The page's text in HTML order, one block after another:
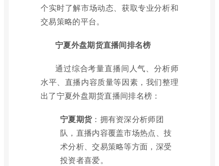
个实时了解市场动态、获取专业分析和
交易策略的平台。
宁夏外盘期货直播间排名榜
通过综合考量直播间人气、分析师
水平、直播内容质量等因素，我们整理
出了宁夏外盘期货直播间排名榜：
宁夏期货：拥有资深分析师团
队，直播内容覆盖市场热点、技
术分析、交易策略等方面，深受
投资者喜爱。